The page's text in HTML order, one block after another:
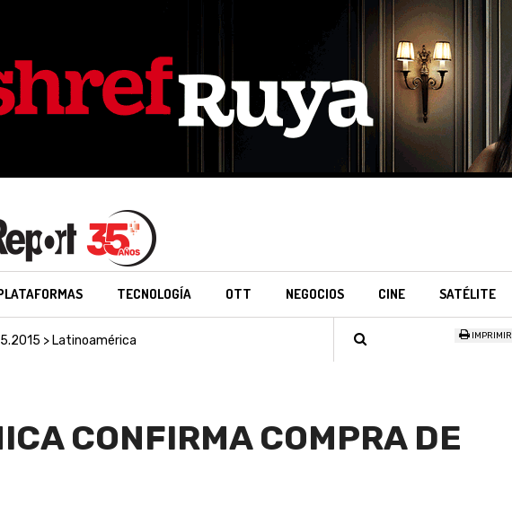
TECNOLOGÍA OTT NEGOCIOS CINE SATÉLITE
> Latinoamérica IMPRIMIR
CONFIRMA COMPRA DE